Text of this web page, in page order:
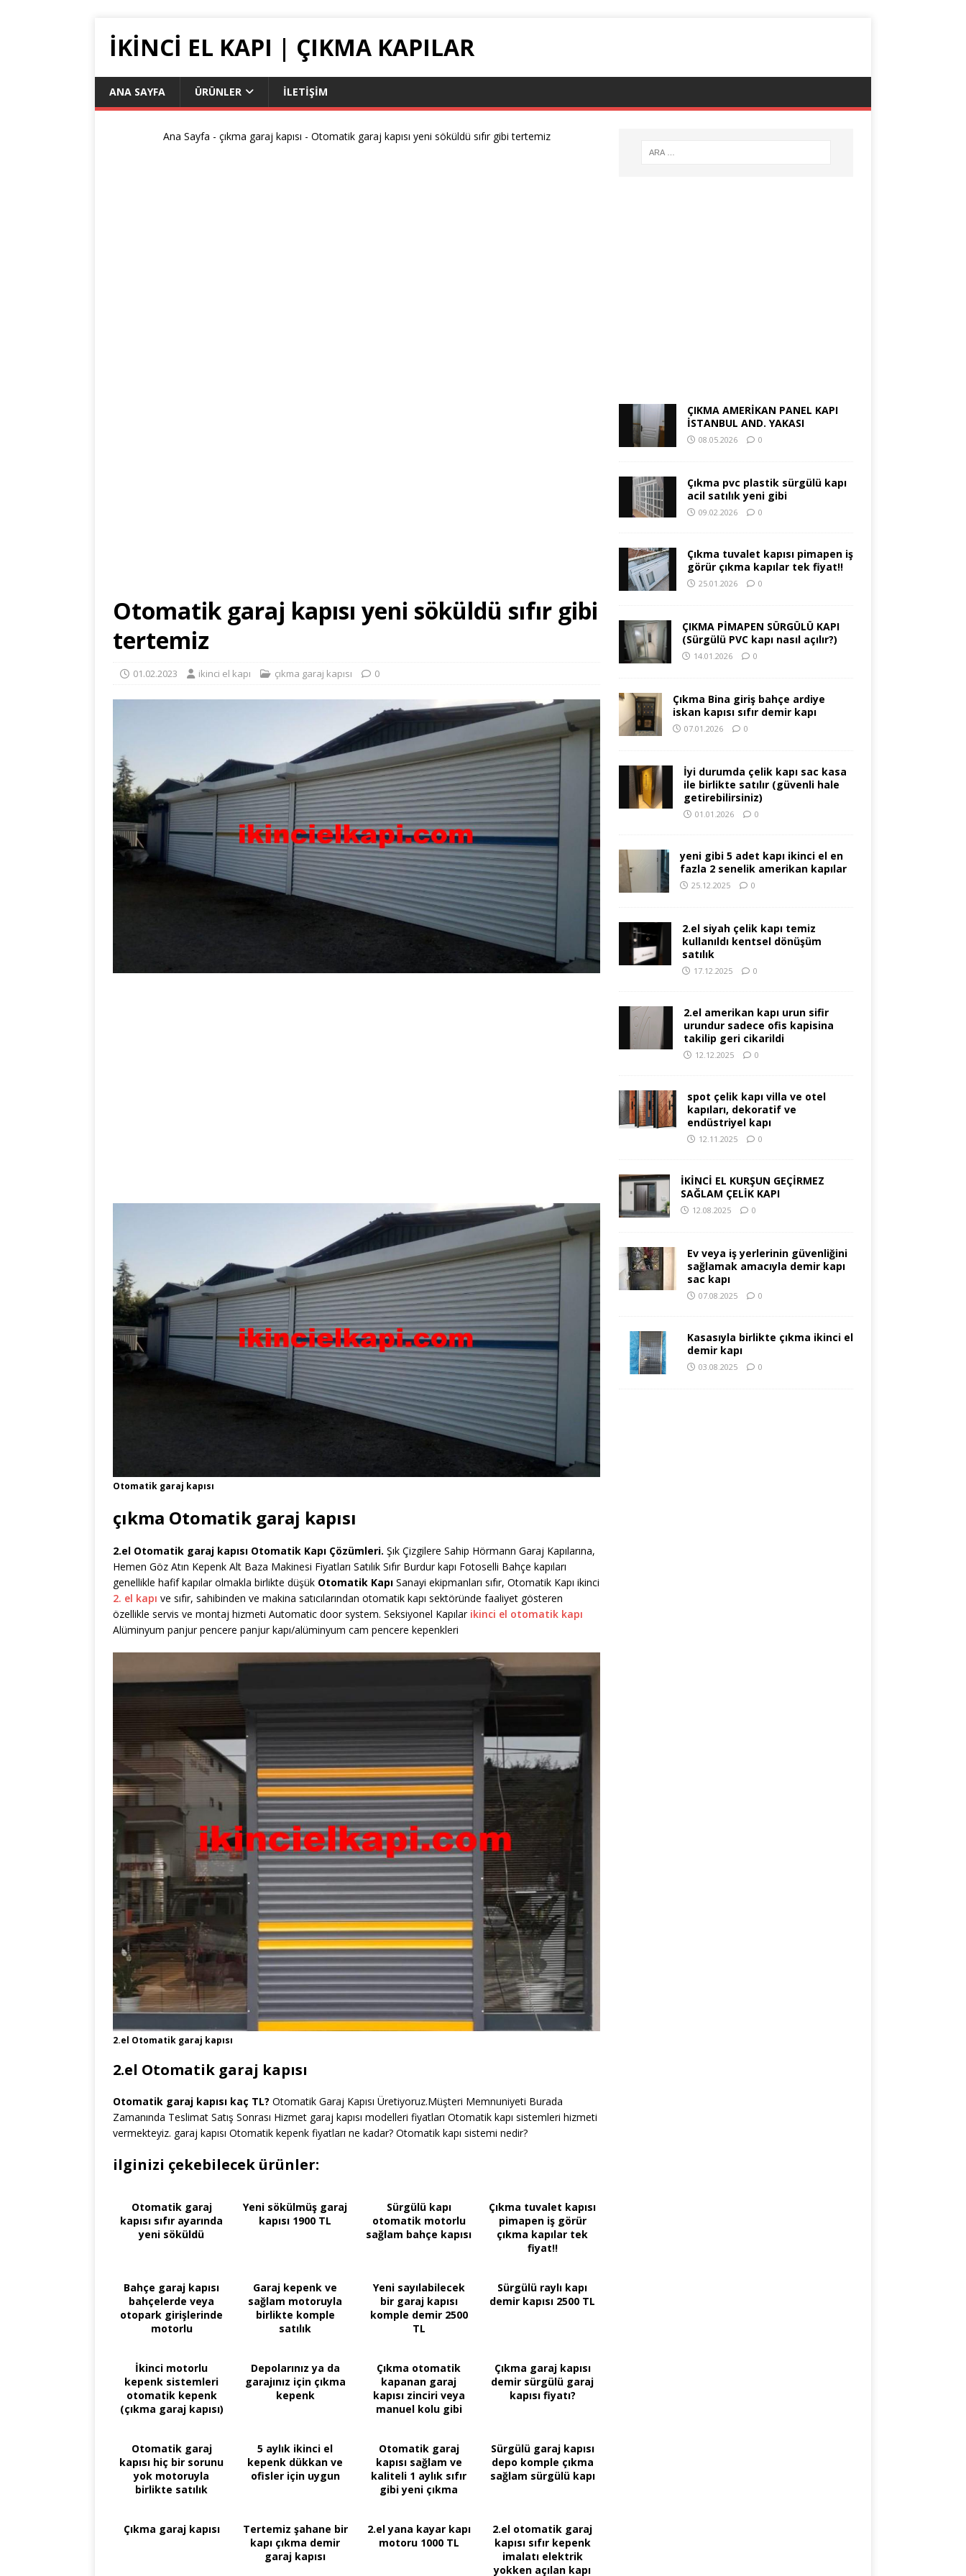
IKINCI EL KAPI | ÇIKMA KAPILAR
ANA SAYFA ÜRÜNLER İLETIŞIM
Ana Sayfa - çıkma garaj kapısı - Otomatik garaj kapısı yeni söküldü sıfır gibi tertemiz
Otomatik garaj kapısı yeni söküldü sıfır gibi
tertemiz
01.02.2023 ikinci el kapı çıkma garaj kapısı 0
Otomatik garaj kapısı
çıkma Otomatik garaj kapısı
2.el Otomatik garaj kapısı Otomatik Kapı Çözümleri. Şık Çizgilere Sahip Hörmann Garaj Kapılarına,
Hemen Göz Atın Kepenk Alt Baza Makinesi Fiyatları Satılık Sıfır Burdur kapı Fotoselli Bahçe kapıları
genellikle hafif kapılar olmakla birlikte düşük Otomatik Kapı Sanayi ekipmanları sıfır, Otomatik Kapı ikinci
2. el kapı ve sıfır, sahibinden ve makina satıcılarından otomatik kapı sektöründe faaliyet gösteren
özellikle servis ve montaj hizmeti Automatic door system. Seksiyonel Kapılar ikinci el otomatik kapı
Alüminyum panjur pencere panjur kapı/alüminyum cam pencere kepenkleri
2.el Otomatik garaj kapısı
2.el Otomatik garaj kapısı
Otomatik garaj kapısı kaç TL? Otomatik Garaj Kapısı Üretiyoruz.Müşteri Memnuniyeti Burada
Zamanında Teslimat Satış Sonrası Hizmet garaj kapısı modelleri fiyatları Otomatik kapı sistemleri hizmeti
vermekteyiz. garaj kapısı Otomatik kepenk fiyatları ne kadar? Otomatik kapı sistemi nedir?
ilginizi çekebilecek ürünler:
Otomatik garaj
kapısı sıfır ayarında
yeni söküldü
Yeni sökülmüş garaj
kapısı 1900 TL
Sürgülü kapı
otomatik motorlu
sağlam bahçe kapısı
Çıkma tuvalet kapısı
pimapen iş görür
çıkma kapılar tek
fiyat!!
Bahçe garaj kapısı
bahçelerde veya
otopark girişlerinde
motorlu
Garaj kepenk ve
sağlam motoruyla
birlikte komple
satılık
Yeni sayılabilecek
bir garaj kapısı
komple demir 2500
TL
Sürgülü raylı kapı
demir kapısı 2500 TL
İkinci motorlu
kepenk sistemleri
otomatik kepenk
(çıkma garaj kapısı)
Depolarınız ya da
garajınız için çıkma
kepenk
Çıkma otomatik
kapanan garaj
kapısı zinciri veya
manuel kolu gibi
Çıkma garaj kapısı
demir sürgülü garaj
kapısı fiyatı?
Otomatik garaj
kapısı hiç bir sorunu
yok motoruyla
birlikte satılık
5 aylık ikinci el
kepenk dükkan ve
ofisler için uygun
Otomatik garaj
kapısı sağlam ve
kaliteli 1 aylık sıfır
gibi yeni çıkma
Sürgülü garaj kapısı
depo komple çıkma
sağlam sürgülü kapı
Çıkma garaj kapısı
Tertemiz şahane bir
kapı çıkma demir
garaj kapısı
2.el yana kayar kapı
motoru 1000 TL
2.el otomatik garaj
kapısı sıfır kepenk
imalatı elektrik
yokken açılan kapı
ÇIKMA AMERİKAN PANEL KAPI
İSTANBUL AND. YAKASI
08.05.2026 0
Çıkma pvc plastik sürgülü kapı
acil satılık yeni gibi
09.02.2026 0
Çıkma tuvalet kapısı pimapen iş
görür çıkma kapılar tek fiyat!!
25.01.2026 0
ÇIKMA PİMAPEN SÜRGÜLÜ KAPI
(Sürgülü PVC kapı nasıl açılır?)
14.01.2026 0
Çıkma Bina giriş bahçe ardiye
iskan kapısı sıfır demir kapı
07.01.2026 0
İyi durumda çelik kapı sac kasa
ile birlikte satılır (güvenli hale
getirebilirsiniz)
01.01.2026 0
yeni gibi 5 adet kapı ikinci el en
fazla 2 senelik amerikan kapılar
25.12.2025 0
2.el siyah çelik kapı temiz
kullanıldı kentsel dönüşüm
satılık
17.12.2025 0
2.el amerikan kapı urun sifir
urundur sadece ofis kapisina
takilip geri cikarildi
12.12.2025 0
spot çelik kapı villa ve otel
kapıları, dekoratif ve
endüstriyel kapı
12.11.2025 0
İKİNCİ EL KURŞUN GEÇİRMEZ
SAĞLAM ÇELİK KAPI
12.08.2025 0
Ev veya iş yerlerinin güvenliğini
sağlamak amacıyla demir kapı
sac kapı
07.08.2025 0
Kasasıyla birlikte çıkma ikinci el
demir kapı
03.08.2025 0